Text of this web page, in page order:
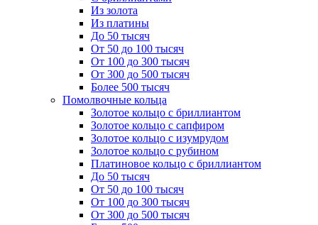
Из золота
Из платины
До 50 тысяч
От 50 до 100 тысяч
От 100 до 300 тысяч
От 300 до 500 тысяч
Более 500 тысяч
Помолвочные кольца
Золотое кольцо с бриллиантом
Золотое кольцо с сапфиром
Золотое кольцо с изумрудом
Золотое кольцо с рубином
Платиновое кольцо с бриллиантом
До 50 тысяч
От 50 до 100 тысяч
От 100 до 300 тысяч
От 300 до 500 тысяч